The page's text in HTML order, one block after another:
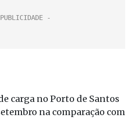
carga no Porto de Santos
na comparação com